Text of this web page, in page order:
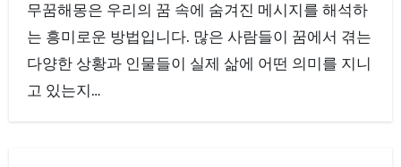
무꿈해몽은 우리의 꿈 속에 숨겨진 메시지를 해석하
는 흥미로운 방법입니다. 많은 사람들이 꿈에서 겪는
다양한 상황과 인물들이 실제 삶에 어떤 의미를 지니
고 있는지…